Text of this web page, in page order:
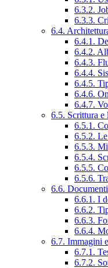
6.3.2.
6.3.3.
6.4.
6.4.1.
6.4.2.
6.4.3.
6.4.4.
6.4.5.
6.4.6.
6.4.7.
6.5. Scrittura e
6.5.1.
6.5.2.
6.5.3.
6.5.4.
6.5.5.
6.5.6.
6.6. Documenti
6.6.1. I
6.6.2.
6.6.3.
6.6.4.
6.7. Immagini
6.7.1.
6.7.2.